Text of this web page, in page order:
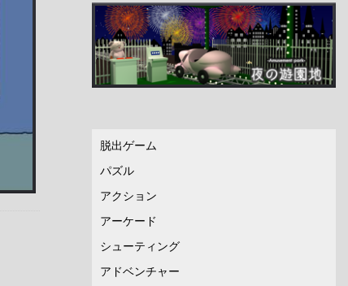
脱出ゲーム
パズル
アクション
アーケード
シューティング
アドベンチャー